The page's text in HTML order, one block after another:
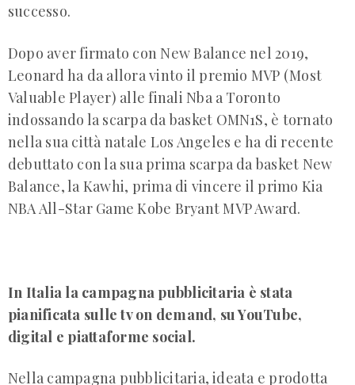
successo.
Dopo aver firmato con New Balance nel 2019,
Leonard ha da allora vinto il premio MVP (Most
Valuable Player) alle finali Nba a Toronto
indossando la scarpa da basket OMN1S, è tornato
nella sua città natale Los Angeles e ha di recente
debuttato con la sua prima scarpa da basket New
Balance, la Kawhi, prima di vincere il primo Kia
NBA All-Star Game Kobe Bryant MVP Award.
In Italia la campagna pubblicitaria è stata
pianificata sulle tv on demand, su YouTube,
digital e piattaforme social.
Nella campagna pubblicitaria, ideata e prodotta